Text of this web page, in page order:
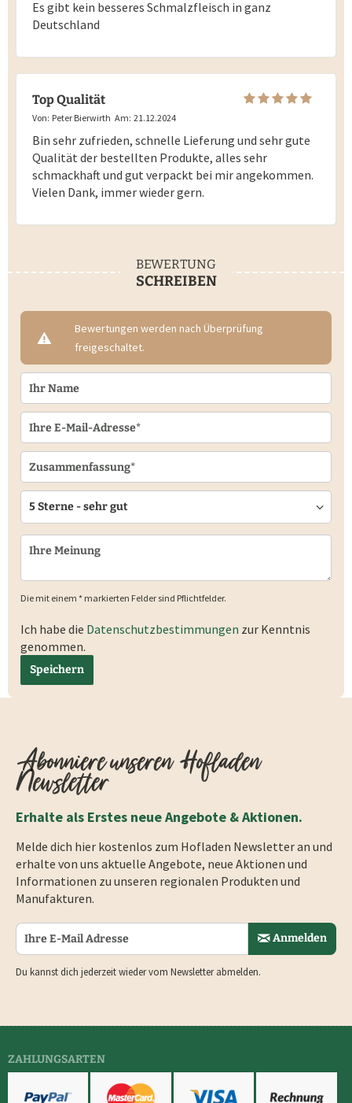
Es gibt kein besseres Schmalzfleisch in ganz
Deutschland
Top Qualität
Von: Peter Bierwirth Am: 21.12.2024
Bin sehr zufrieden, schnelle Lieferung und sehr gute
Qualität der bestellten Produkte, alles sehr
schmackhaft und gut verpackt bei mir angekommen.
Vielen Dank, immer wieder gern.
BEWERTUNG
SCHREIBEN
Bewertungen werden nach Überprüfung
freigeschaltet.
Die mit einem * markierten Felder sind Pflichtfelder.
Ich habe die Datenschutzbestimmungen zur Kenntnis
genommen.
Speichern
Abonniere unseren Hofladen
Newsletter
Erhalte als Erstes neue Angebote & Aktionen.
Melde dich hier kostenlos zum Hofladen Newsletter an und
erhalte von uns aktuelle Angebote, neue Aktionen und
Informationen zu unseren regionalen Produkten und
Manufakturen.
Anmelden
Du kannst dich jederzeit wieder vom Newsletter abmelden.
ZAHLUNGSARTEN